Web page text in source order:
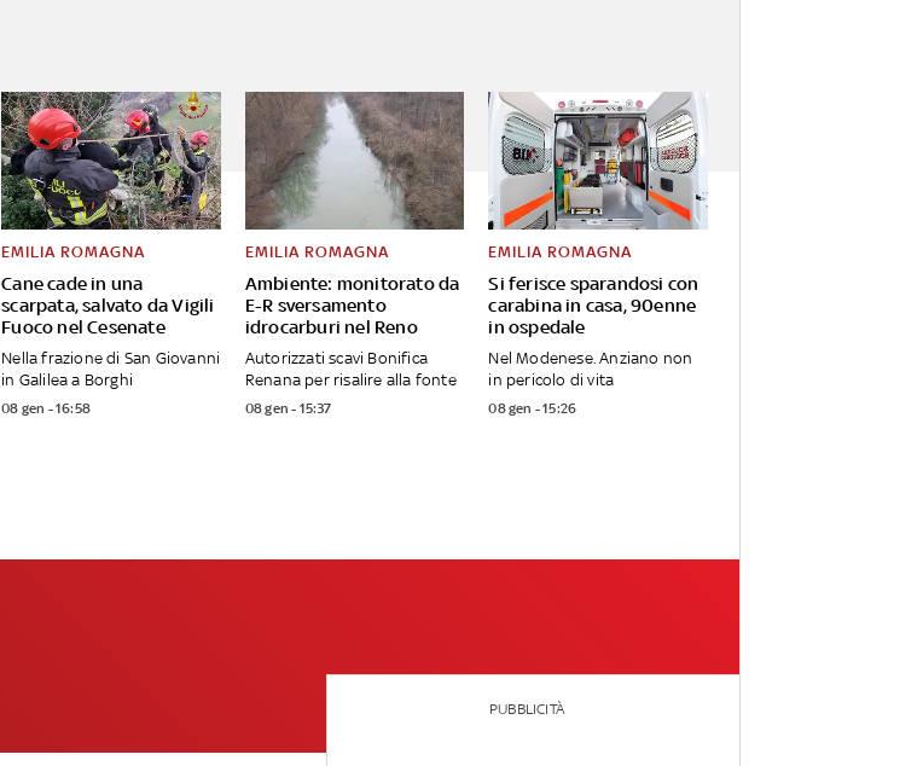
Cane cade in una
scarpata, salvato da Vigili
Fuoco nel Cesenate
EMILIA ROMAGNA
Nella frazione di San Giovanni
in Galilea a Borghi
08 gen - 16:58
Ambiente: monitorato da
E-R sversamento
idrocarburi nel Reno
EMILIA ROMAGNA
Autorizzati scavi Bonifica
Renana per risalire alla fonte
08 gen - 15:37
Si ferisce sparandosi con
carabina in casa, 90enne
in ospedale
EMILIA ROMAGNA
Nel Modenese. Anziano non
in pericolo di vita
08 gen - 15:26
PUBBLICITÀ